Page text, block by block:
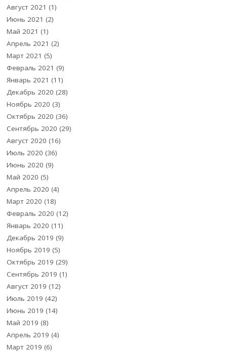
Август 2021 (1)
Июнь 2021 (2)
Май 2021 (1)
Апрель 2021 (2)
Март 2021 (5)
Февраль 2021 (9)
Январь 2021 (11)
Декабрь 2020 (28)
Ноябрь 2020 (3)
Октябрь 2020 (36)
Сентябрь 2020 (29)
Август 2020 (16)
Июль 2020 (36)
Июнь 2020 (9)
Май 2020 (5)
Апрель 2020 (4)
Март 2020 (18)
Февраль 2020 (12)
Январь 2020 (11)
Декабрь 2019 (9)
Ноябрь 2019 (5)
Октябрь 2019 (29)
Сентябрь 2019 (1)
Август 2019 (12)
Июль 2019 (42)
Июнь 2019 (14)
Май 2019 (8)
Апрель 2019 (4)
Март 2019 (6)